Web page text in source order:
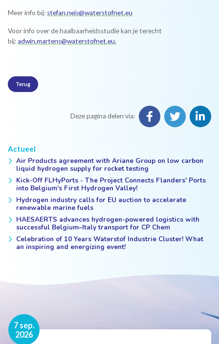
Meer info bij: stefan.neis@waterstofnet.eu
Voor info over de haalbaarheidsstudie kan je terecht
bij:adwin.martens@waterstofnet.eu.
Terug
Deze pagina delen via:
Actueel
Air Products agreement with Ariane Group on low carbon
liquid hydrogen supply for rocket testing
Kick-Off FLHyPorts - The Project Connects Flanders' Ports
into Belgium's First Hydrogen Valley!
Hydrogen industry calls for EU auction to accelerate
renewable marine fuels
HAESAERTS advances hydrogen-powered logistics with
successful Belgium–Italy transport for CP Chem
Celebration of 10 Years Waterstof Industrie Cluster! What
an inspiring and energizing event!
7 sep.
2026
16 nov.
2026